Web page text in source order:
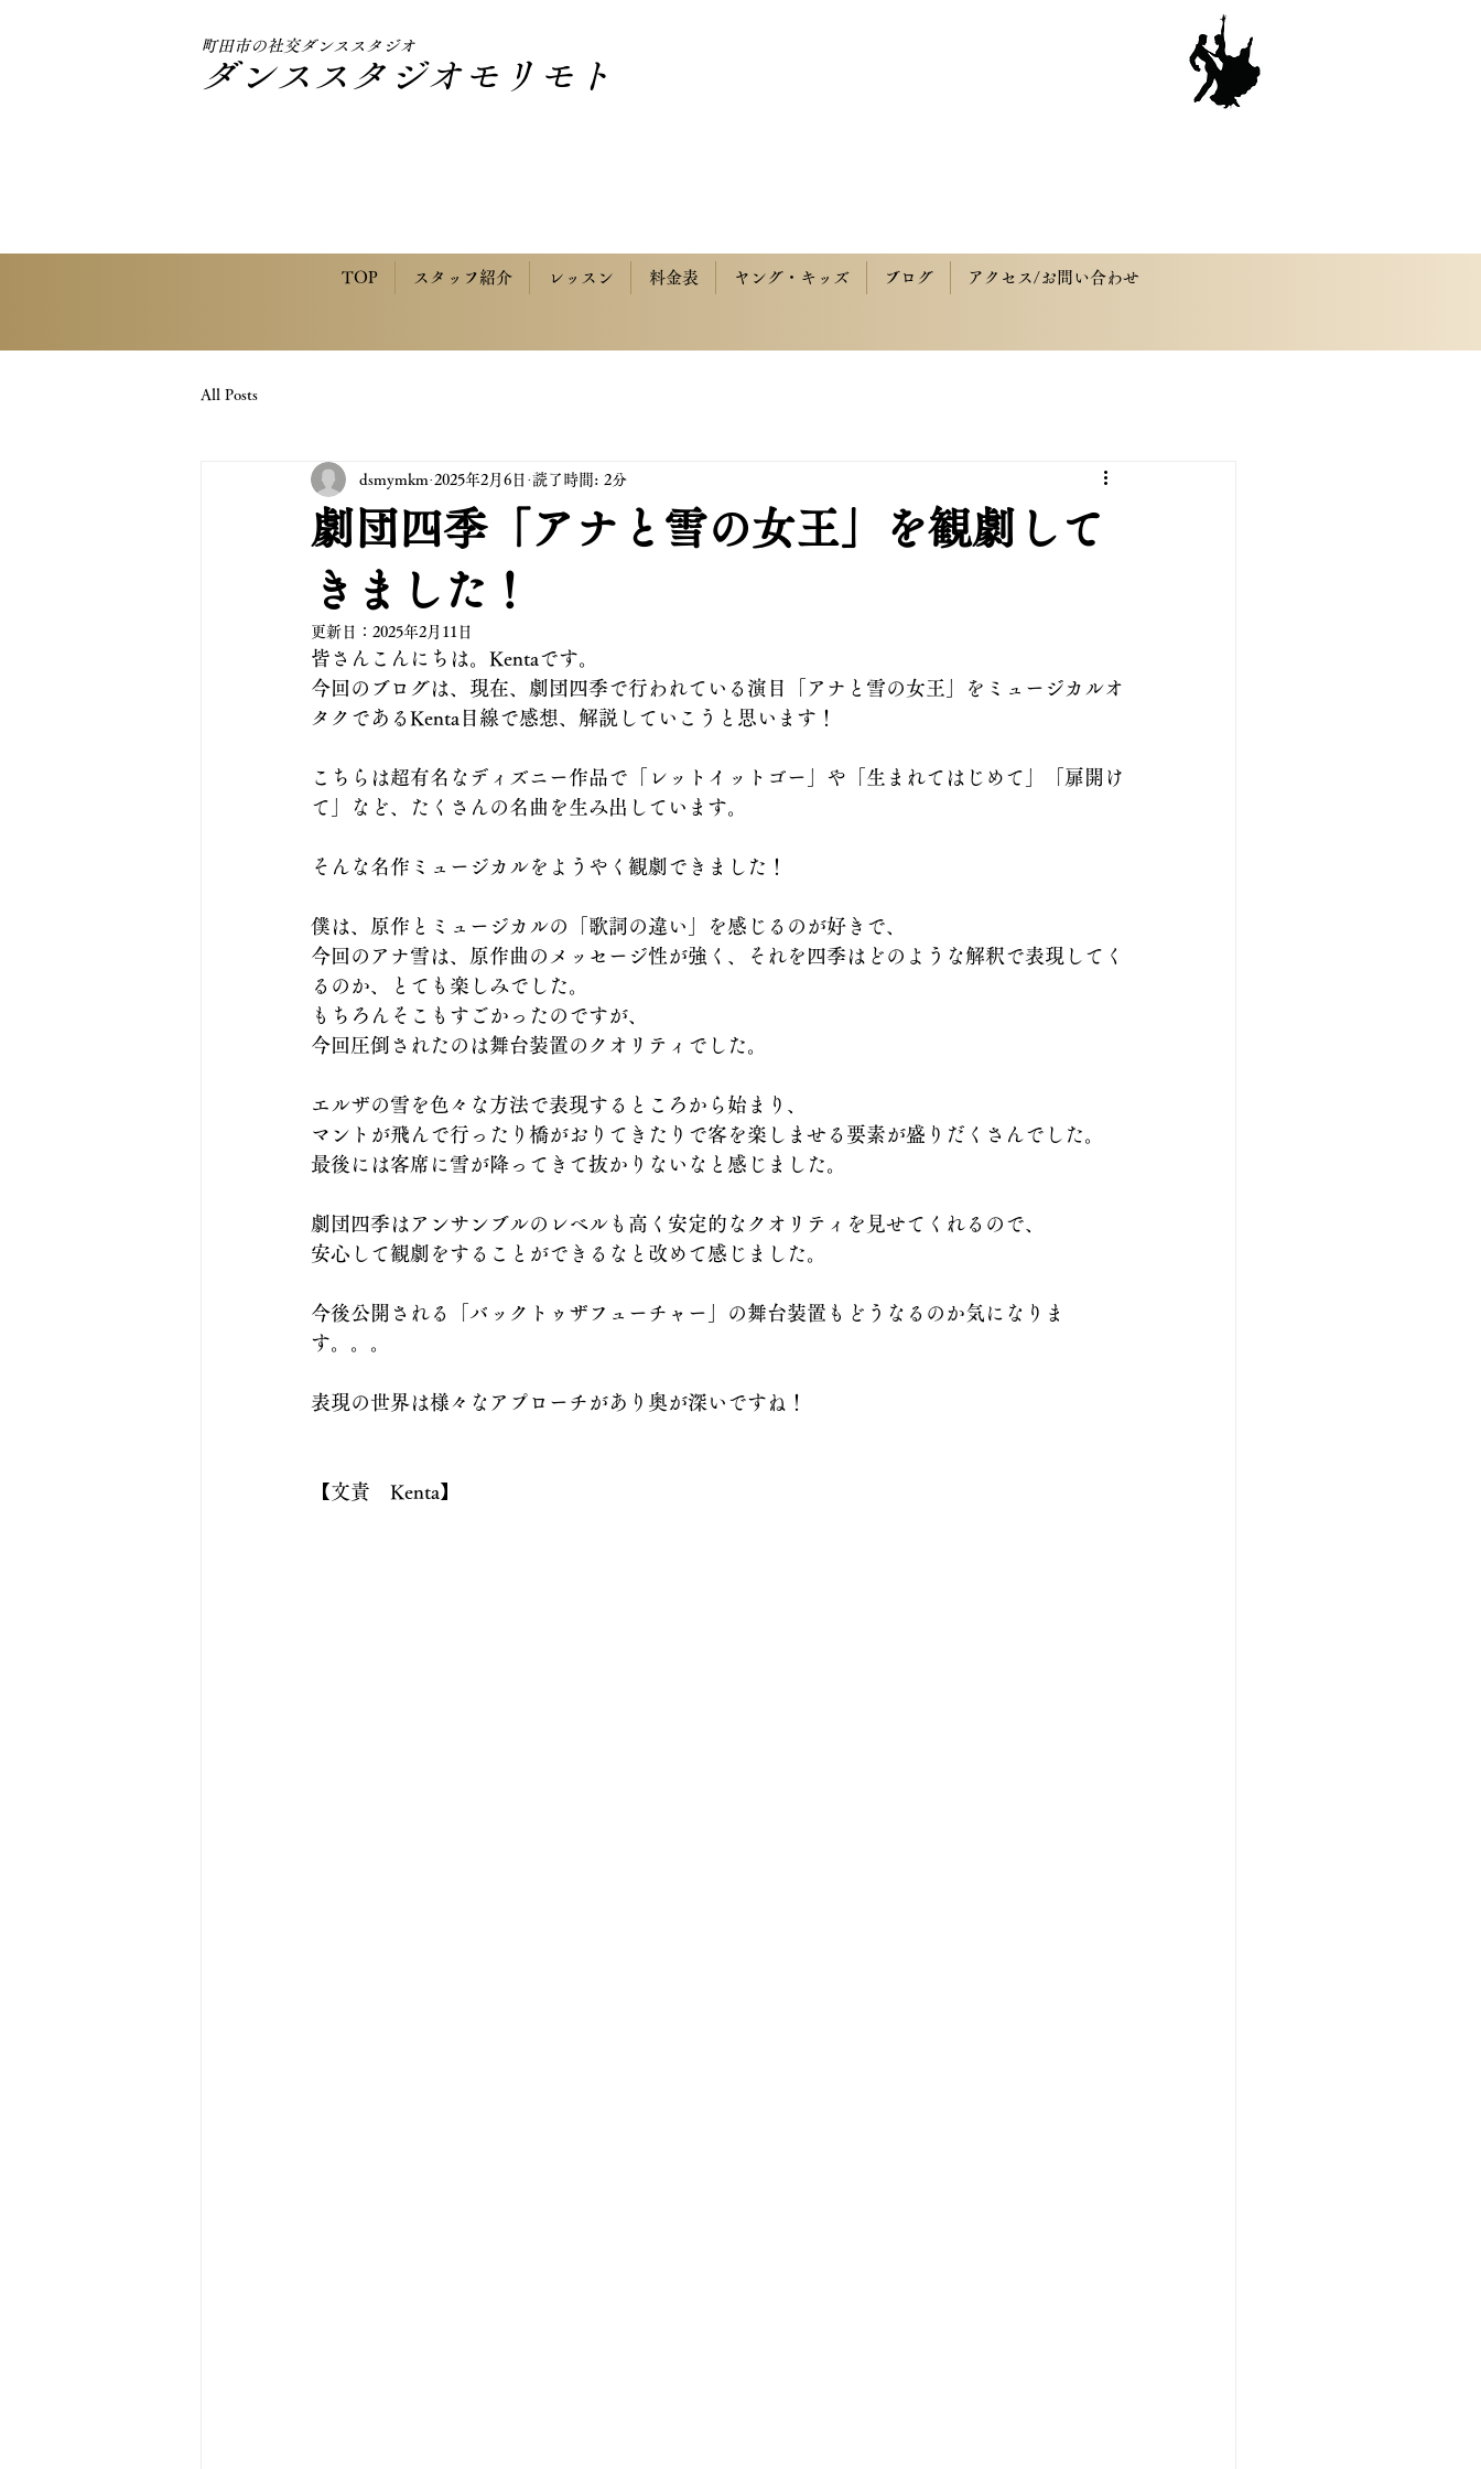
町田市の社交ダンススタジオ
ダンススタジオモリモト
TOP スタッフ紹介 レッスン 料金表 ヤング・キッズ ブログ アクセス/お問い合わせ
All Posts
劇団四季「アナと雪の女王」を観劇して
きました！
dsmymkm 2025年2月6日 読了時間: 2分
更新日： 2025年2月11日
皆さんこんにちは。Kentaです。
今回のブログは、現在、劇団四季で行われている演目「アナと雪の女王」をミュージカルオ
タクであるKenta目線で感想、解説していこうと思います！
こちらは超有名なディズニー作品で「レットイットゴー」や「生まれてはじめて」「扉開け
て」など、たくさんの名曲を生み出しています。
そんな名作ミュージカルをようやく観劇できました！
僕は、原作とミュージカルの「歌詞の違い」を感じるのが好きで、
今回のアナ雪は、原作曲のメッセージ性が強く、それを四季はどのような解釈で表現してく
るのか、とても楽しみでした。
もちろんそこもすごかったのですが、
今回圧倒されたのは舞台装置のクオリティでした。
エルザの雪を色々な方法で表現するところから始まり、
マントが飛んで行ったり橋がおりてきたりで客を楽しませる要素が盛りだくさんでした。
最後には客席に雪が降ってきて抜かりないなと感じました。
劇団四季はアンサンブルのレベルも高く安定的なクオリティを見せてくれるので、
安心して観劇をすることができるなと改めて感じました。
今後公開される「バックトゥザフューチャー」の舞台装置もどうなるのか気になりま
す。。。
表現の世界は様々なアプローチがあり奥が深いですね！
【文責　Kenta】